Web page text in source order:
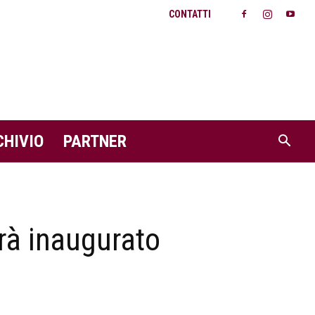
CONTATTI
PARTNER
inaugurato